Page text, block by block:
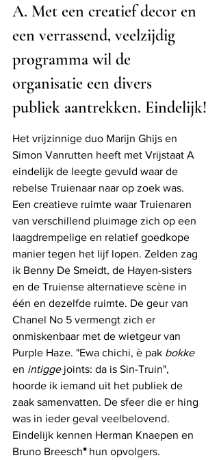
A. Met een creatief decor en
een verrassend, veelzijdig
programma wil de
organisatie een divers
publiek aantrekken. Eindelijk!
Het vrijzinnige duo Marijn Ghijs en
Simon Vanrutten heeft met Vrijstaat A
eindelijk de leegte gevuld waar de
rebelse Truienaar naar op zoek was.
Een creatieve ruimte waar Truienaren
van verschillend pluimage zich op een
laagdrempelige en relatief goedkope
manier tegen het lijf lopen. Zelden zag
ik Benny De Smeidt, de Hayen-sisters
en de Truiense alternatieve scène in
één en dezelfde ruimte. De geur van
Chanel No 5 vermengt zich er
onmiskenbaar met de wietgeur van
Purple Haze. "Ewa chichi, è pak bokke
en intigge joints: da is Sin-Truin",
hoorde ik iemand uit het publiek de
zaak samenvatten. De sfeer die er hing
was in ieder geval veelbelovend.
Eindelijk kennen Herman Knaepen en
Bruno Breesch* hun opvolgers.